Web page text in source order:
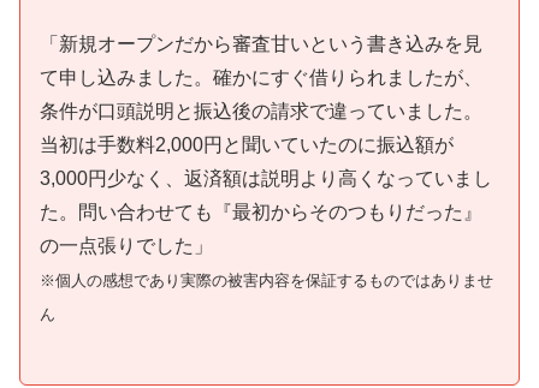
「新規オープンだから審査甘いという書き込みを見
て申し込みました。確かにすぐ借りられましたが、
条件が口頭説明と振込後の請求で違っていました。
当初は手数料2,000円と聞いていたのに振込額が
3,000円少なく、返済額は説明より高くなっていまし
た。問い合わせても『最初からそのつもりだった』
の一点張りでした」
※個人の感想であり実際の被害内容を保証するものではありませ
ん